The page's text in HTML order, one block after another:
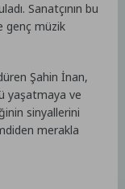
Sanatçının bu
genç müzik
Şahin İnan,
yaşatmaya ve
sinyallerini
merakla